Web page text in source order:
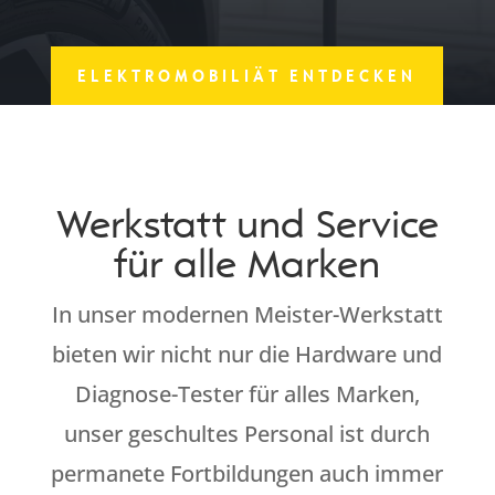
ELEKTROMOBILIÄT ENTDECKEN
Werkstatt und Service
für alle Marken
In unser modernen Meister-Werkstatt
bieten wir nicht nur die Hardware und
Diagnose-Tester für alles Marken,
unser geschultes Personal ist durch
permanete Fortbildungen auch immer